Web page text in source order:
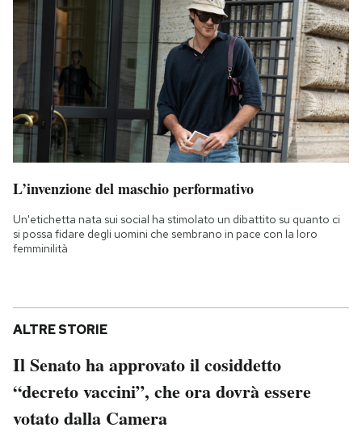
L’invenzione del maschio performativo
Un'etichetta nata sui social ha stimolato un dibattito su quanto ci
si possa fidare degli uomini che sembrano in pace con la loro
femminilità
ALTRE STORIE
Il Senato ha approvato il cosiddetto
“decreto vaccini”, che ora dovrà essere
votato dalla Camera